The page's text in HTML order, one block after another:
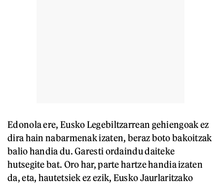
Edonola ere, Eusko Legebiltzarrean gehiengoak ez
dira hain nabarmenak izaten, beraz boto bakoitzak
balio handia du. Garesti ordaindu daiteke
hutsegite bat. Oro har, parte hartze handia izaten
da, eta, hautetsiek ez ezik, Eusko Jaurlaritzako